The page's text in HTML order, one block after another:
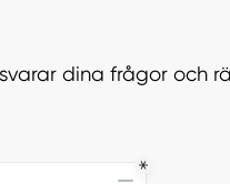
dina frågor och